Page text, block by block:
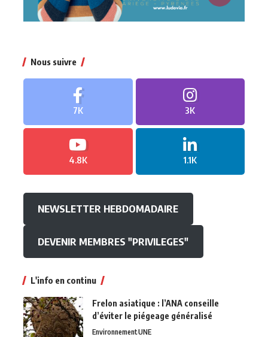
Nous suivre
7K 3K
4.8K 1.1K
NEWSLETTER HEBDOMADAIRE
DEVENIR MEMBRES "PRIVILEGES"
L'info en continu
Frelon asiatique : l’ANA conseille
d’éviter le piégeage généralisé
EnvironnementUNE